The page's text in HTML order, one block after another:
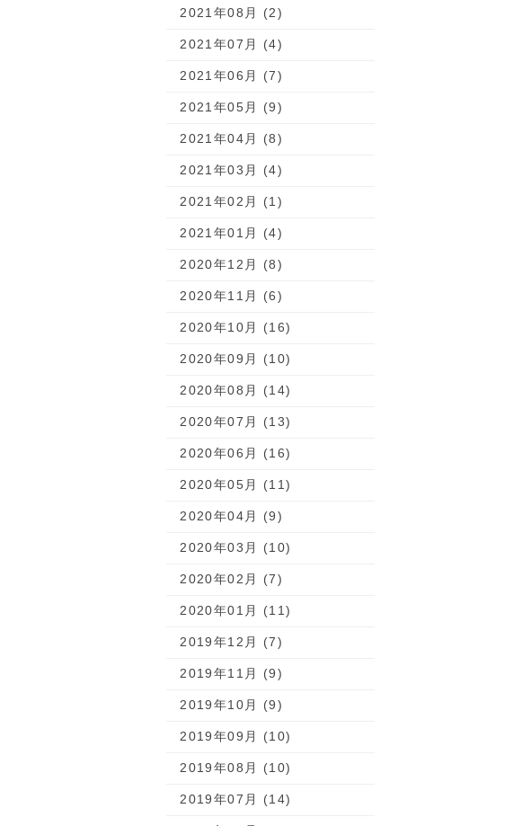
2021年08月 (2)
2021年07月 (4)
2021年06月 (7)
2021年05月 (9)
2021年04月 (8)
2021年03月 (4)
2021年02月 (1)
2021年01月 (4)
2020年12月 (8)
2020年11月 (6)
2020年10月 (16)
2020年09月 (10)
2020年08月 (14)
2020年07月 (13)
2020年06月 (16)
2020年05月 (11)
2020年04月 (9)
2020年03月 (10)
2020年02月 (7)
2020年01月 (11)
2019年12月 (7)
2019年11月 (9)
2019年10月 (9)
2019年09月 (10)
2019年08月 (10)
2019年07月 (14)